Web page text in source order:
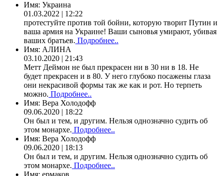
Имя: Украина
01.03.2022 | 12:22
протестуйте против той бойни, которую творит Путин и
ваша армия на Украине! Ваши сыновья умирают, убивая
ваших братьев. Подробнее..
Имя: АЛИНА
03.10.2020 | 21:43
Метт Деймон не был прекрасен ни в 30 ни в 18. Не
будет прекрасен и в 80. У него глубоко посажены глаза
они некрасивой формы так же как и рот. Но терпеть
можно. Подробнее..
Имя: Вера Холодофф
09.06.2020 | 18:22
Он был и тем, и другим. Нельзя однозначно судить об
этом монархе. Подробнее..
Имя: Вера Холодофф
09.06.2020 | 18:13
Он был и тем, и другим. Нельзя однозначно судить об
этом монархе. Подробнее..
Имя: ермаков